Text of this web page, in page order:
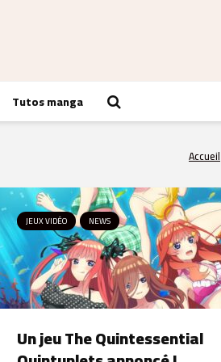
Tutos manga
Accueil
JEUX VIDÉO NEWS
Un jeu The Quintessential